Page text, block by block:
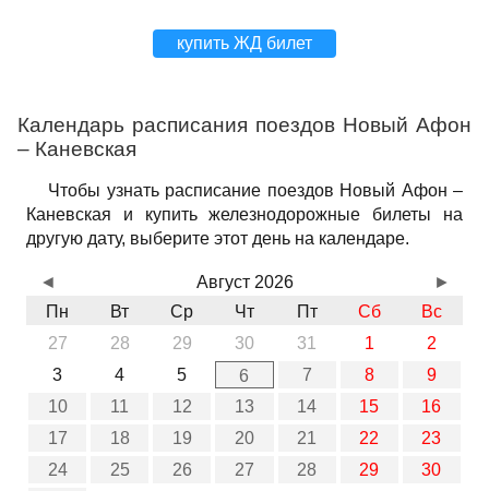
купить ЖД билет
Календарь расписания поездов Новый Афон
– Каневская
Чтобы узнать расписание поездов Новый Афон –
Каневская и купить железнодорожные билеты на
другую дату, выберите этот день на календаре.
Август 2026
Пн
Вт Ср Чт Пт Сб
Вс
27
28 29 30 31 1
2
3
4 5 6 7 8
9
10
11 12 13 14 15
16
17
18 19 20 21 22
23
24
25 26 27 28 29
30
◄ ►